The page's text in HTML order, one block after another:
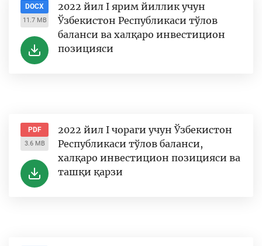
DOCX
11.7 MB
2022 йил I ярим йиллик учун
Ўзбекистон Республикаси тўлов
баланси ва халқаро инвестицион
позицияси
PDF
3.6 MB
2022 йил I чораги учун Ўзбекистон
Республикаси тўлов баланси,
халқаро инвестицион позицияси ва
ташқи қарзи